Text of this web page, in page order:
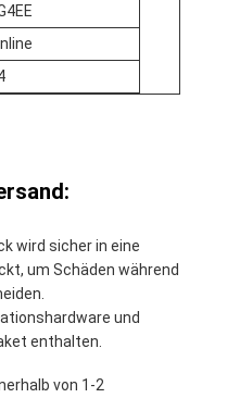
Inline
wird sicher in eine
um Schäden während
und
enthalten.
von 1-2